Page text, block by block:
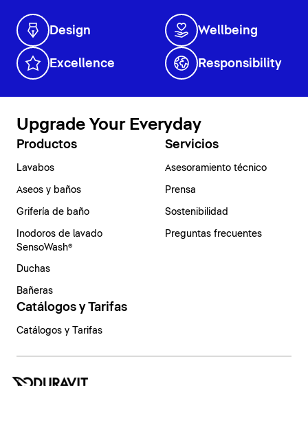
Design Wellbeing
Excellence Responsibility
Upgrade Your Everyday
Productos
Lavabos
Aseos y baños
Grifería de baño
Inodoros de lavado
SensoWash®
Duchas
Bañeras
Servicios
Asesoramiento técnico
Prensa
Sostenibilidad
Preguntas frecuentes
Catálogos y Tarifas
Catálogos y Tarifas